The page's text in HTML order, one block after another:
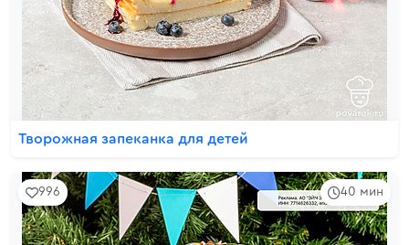
Творожная запеканка для детей
40 мин
996